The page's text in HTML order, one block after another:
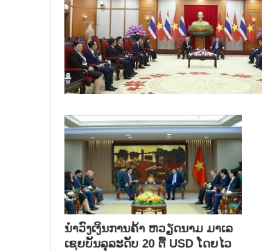
ນຳ​ວົງ​ເງິນ​ການ​ຄ້າ ຫວຽດ​ນາມ ມາ​ເລ​
ເຊຍ​ບັນ​ລຸ​ລະ​ດັບ 20 ຕື້ USD ໂດຍ​ໄວ